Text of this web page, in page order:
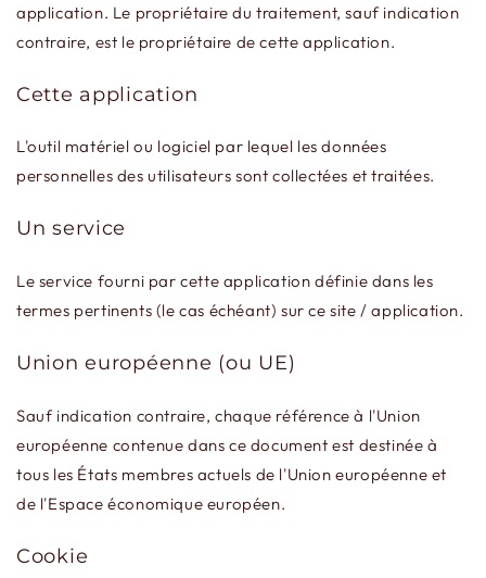
application. Le propriétaire du traitement, sauf indication
contraire, est le propriétaire de cette application.
Cette application
L'outil matériel ou logiciel par lequel les données
personnelles des utilisateurs sont collectées et traitées.
Un service
Le service fourni par cette application définie dans les
termes pertinents (le cas échéant) sur ce site / application.
Union européenne (ou UE)
Sauf indication contraire, chaque référence à l'Union
européenne contenue dans ce document est destinée à
tous les États membres actuels de l'Union européenne et
de l'Espace économique européen.
Cookie